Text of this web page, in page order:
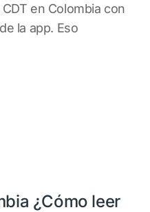
en Colombia con
la app. Eso
¿Cómo leer